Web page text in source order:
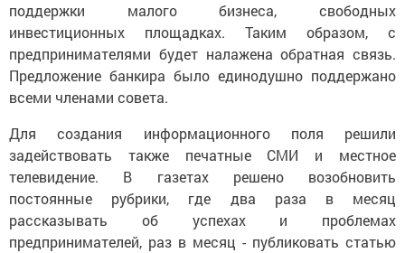
поддержки малого бизнеса, свободных
инвестиционных площадках. Таким образом, с
предпринимателями будет налажена обратная связь.
Предложение банкира было единодушно поддержано
всеми членами совета.
Для создания информационного поля решили
задействовать также печатные СМИ и местное
телевидение. В газетах решено возобновить
постоянные рубрики, где два раза в месяц
рассказывать об успехах и проблемах
предпринимателей, раз в месяц - публиковать статью